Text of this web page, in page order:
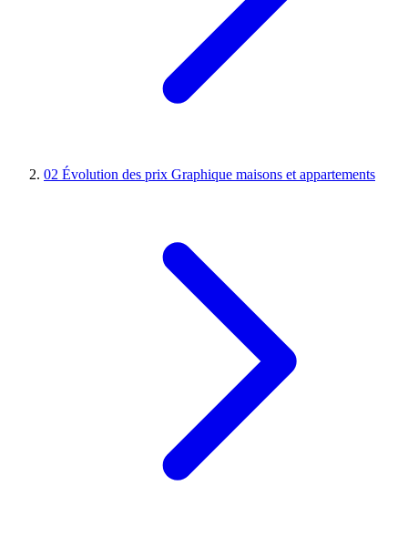
02 Évolution des prix Graphique maisons et appartements